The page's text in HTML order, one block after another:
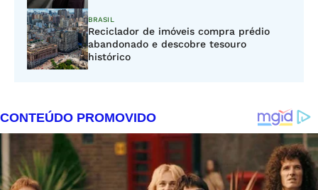
BRASIL
Reciclador de imóveis compra prédio
abandonado e descobre tesouro
histórico